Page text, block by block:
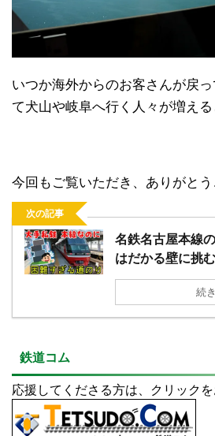
いつか海外からのお客さんが戻
て犬山や岐阜へ行く人々が増える
今回もご覧いただき、ありがとう
次の記事
名鉄名古屋本線
はだかる壁に挑
続
鉄道コム
応援してくださる方は、クリックを